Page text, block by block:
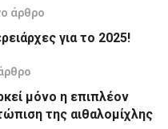
άρθρο
για το 2025!
μόνο η επιπλέον
της αιθαλομίχλης